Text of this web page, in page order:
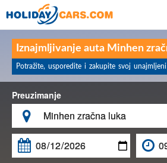
Iznajmljivanje auta Minhen
Potražite, usporedite i zakupite svoj
Preuzimanje
